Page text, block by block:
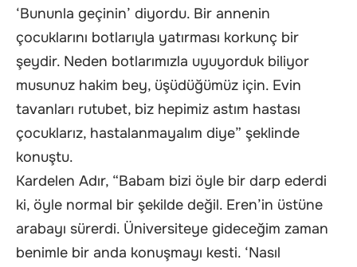
‘Bununla geçinin’ diyordu. Bir annenin
çocuklarını botlarıyla yatırması korkunç bir
şeydir. Neden botlarımızla uyuyorduk biliyor
musunuz hakim bey, üşüdüğümüz için. Evin
tavanları rutubet, biz hepimiz astım hastası
çocuklarız, hastalanmayalım diye” şeklinde
konuştu.
Kardelen Adır, “Babam bizi öyle bir darp ederdi
ki, öyle normal bir şekilde değil. Eren’in üstüne
arabayı sürerdi. Üniversiteye gideceğim zaman
benimle bir anda konuşmayı kesti. ‘Nasıl